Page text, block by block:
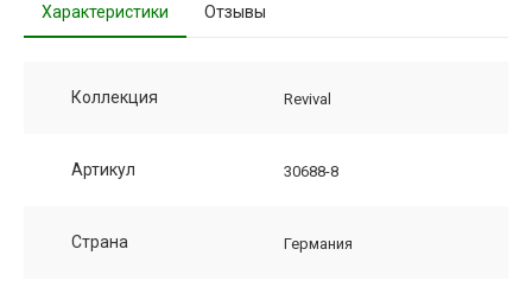
Характеристики Отзывы
Коллекция Revival
Артикул 30688-8
Страна Германия